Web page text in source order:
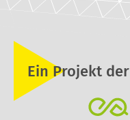
Ein Projekt der